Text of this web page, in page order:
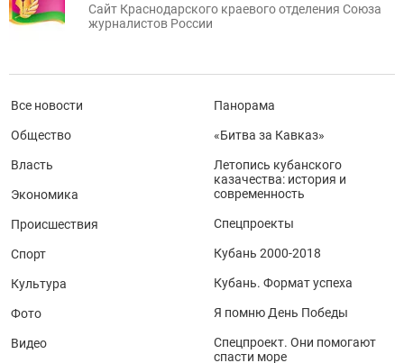
Сайт Краснодарского краевого отделения Союза
журналистов России
Все новости
Общество
Власть
Экономика
Происшествия
Спорт
Культура
Фото
Видео
Панорама
«Битва за Кавказ»
Летопись кубанского
казачества: история и
современность
Спецпроекты
Кубань 2000-2018
Кубань. Формат успеха
Я помню День Победы
Спецпроект. Они помогают
спасти море